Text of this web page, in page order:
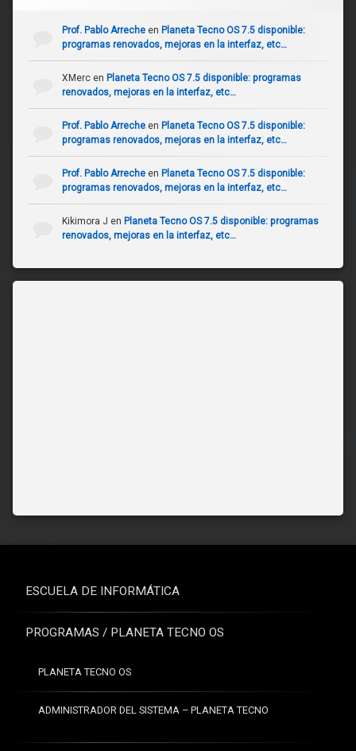
Prof. Pablo Arrecheen Planeta Tecno OS 7.5 disponible:
programas renovados, mejoras en la interfaz, etc…
XMercen Planeta Tecno OS 7.5 disponible: programas
renovados, mejoras en la interfaz, etc…
Prof. Pablo Arrecheen Planeta Tecno OS 7.5 disponible:
programas renovados, mejoras en la interfaz, etc…
Prof. Pablo Arrecheen Planeta Tecno OS 7.5 disponible:
programas renovados, mejoras en la interfaz, etc…
Kikimora J en Planeta Tecno OS 7.5 disponible: programas
renovados, mejoras en la interfaz, etc…
ESCUELA DE INFORMÁTICA
PROGRAMAS / PLANETA TECNO OS
PLANETA TECNO OS
ADMINISTRADOR DEL SISTEMA – PLANETA TECNO